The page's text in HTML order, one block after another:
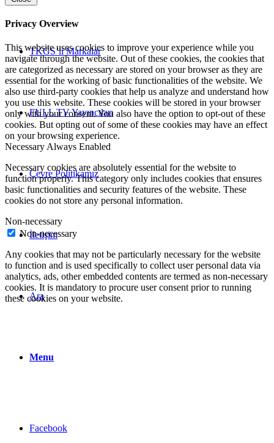
TKGS’li Markalar
FULL TV Yayıncıları
Çevre Politikamız
İletişim
Ara
Menu
Facebook
Privacy Overview
This website uses cookies to improve your experience while you
navigate through the website. Out of these cookies, the cookies that
are categorized as necessary are stored on your browser as they are
essential for the working of basic functionalities of the website. We
also use third-party cookies that help us analyze and understand how
you use this website. These cookies will be stored in your browser
only with your consent. You also have the option to opt-out of these
cookies. But opting out of some of these cookies may have an effect
on your browsing experience.
Necessary Always Enabled
Necessary cookies are absolutely essential for the website to
function properly. This category only includes cookies that ensures
basic functionalities and security features of the website. These
cookies do not store any personal information.
Non-necessary
Non-necessary
Any cookies that may not be particularly necessary for the website
to function and is used specifically to collect user personal data via
analytics, ads, other embedded contents are termed as non-necessary
cookies. It is mandatory to procure user consent prior to running
these cookies on your website.